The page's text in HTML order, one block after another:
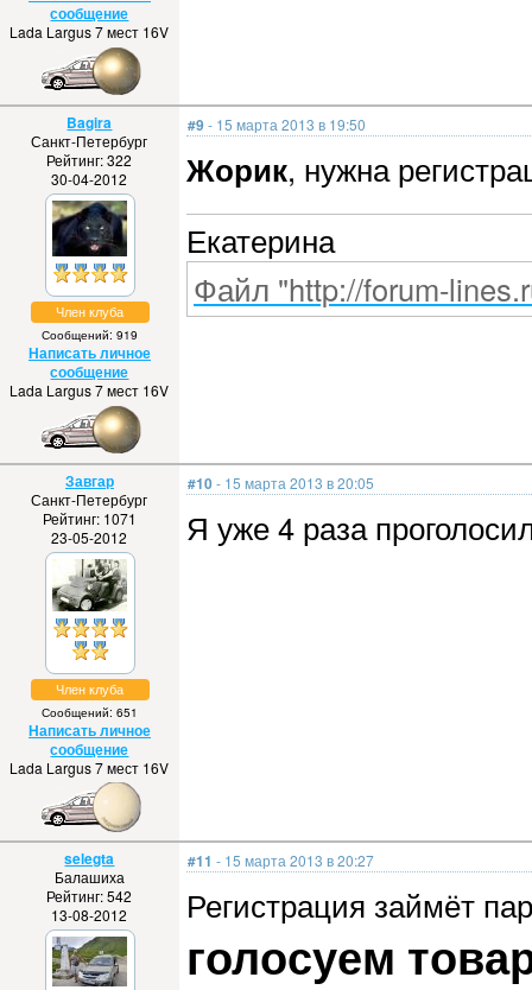
сообщение
Lada Largus 7 мест 16V
Bagira
Санкт-Петербург
Рейтинг: 322
30-04-2012
Член клуба
Сообщений: 919
Написать личное
сообщение
Lada Largus 7 мест 16V
#9- 15 марта 2013 в 19:50
Жорик, нужна
Екатерина
Файл "http://forum-
Завгар
Санкт-Петербург
Рейтинг: 1071
23-05-2012
Член клуба
Сообщений: 651
Написать личное
сообщение
Lada Largus 7 мест 16V
#10- 15 марта 2013 в 20:05
Я уже 4 раза
selegta
Балашиха
Рейтинг: 542
13-08-2012
#11 - 15 марта 2013 в 20:27
Регистрация займёт
голосуем